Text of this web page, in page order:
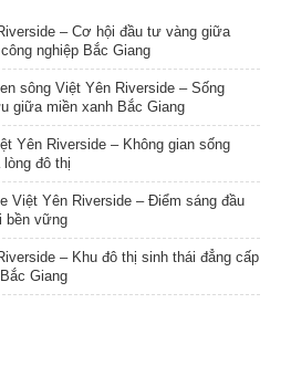
– Cơ hội đầu tư vàng giữa
nghiệp Bắc Giang
sông Việt Yên Riverside – Sống
giữa miền xanh Bắc Giang
Yên Riverside – Không gian sống
đô thị
Việt Yên Riverside – Điểm sáng đầu
bền vững
– Khu đô thị sinh thái đẳng cấp
Giang